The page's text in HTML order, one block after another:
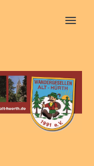
MENU